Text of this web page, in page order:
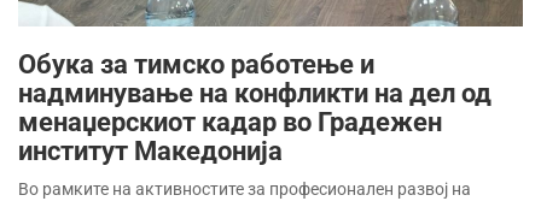
Обука за тимско работење и
надминување на конфликти на дел од
менаџерскиот кадар во Градежен
институт Македонија
Во рамките на активностите за професионален развој на